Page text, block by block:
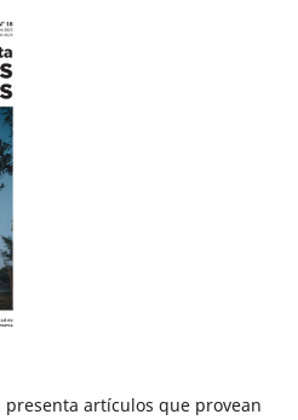
presenta artículos que provean